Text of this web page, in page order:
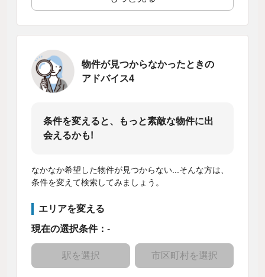
物件が見つからなかったときの
アドバイス4
条件を変えると、もっと素敵な物件に出
会えるかも!
なかなか希望した物件が見つからない...そんな方は、
条件を変えて検索してみましょう。
エリアを変える
現在の選択条件： -
駅を選択 市区町村を選択